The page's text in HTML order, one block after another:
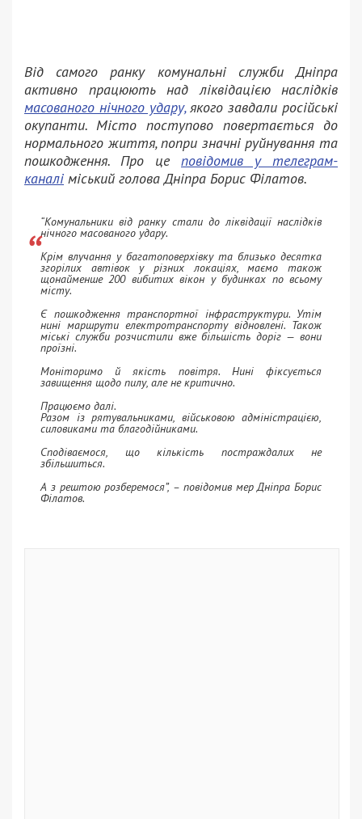
Від самого ранку комунальні служби Дніпра
активно працюють над ліквідацією наслідків
масованого нічного удару,якого завдали російські
окупанти. Місто поступово повертається до
нормального життя, попри значні руйнування та
пошкодження. Про це повідомив у телеграм-
каналі міський голова Дніпра Борис Філатов.
“Комунальники від ранку стали до ліквідації наслідків
нічного масованого удару.
Крім влучання у багатоповерхівку та близько десятка
згорілих автівок у різних локаціях, маємо також
щонайменше 200 вибитих вікон у будинках по всьому
місту.
Є пошкодження транспортної інфраструктури. Утім
нині маршрути електротранспорту відновлені. Також
міські служби розчистили вже більшість доріг — вони
проїзні.
Моніторимо й якість повітря. Нині фіксується
завищення щодо пилу, але не критично.
Працюємо далі.
Разом із рятувальниками, військовою адміністрацією,
силовиками та благодійниками.
Сподіваємося, що кількість постраждалих не
збільшиться.
А з рештою розберемося”, – повідомив мер Дніпра Борис
Філатов.